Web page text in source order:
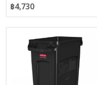
฿4,730